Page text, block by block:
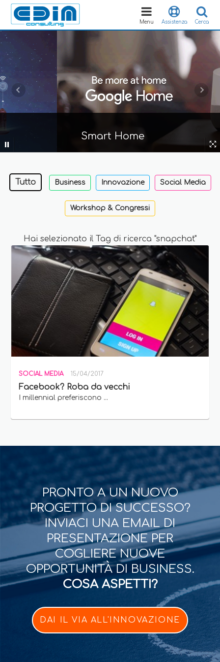
Cerca
Assistenza
Toggle
navigation
Menu
Smart Home
Tutto Business Innovazione Social Media
Workshop & Congressi
Hai selezionato il Tag di ricerca "snapchat"
SOCIAL MEDIA 15/04/2017
Facebook? Roba da vecchi
I millennial preferiscono ...
PRONTO A UN NUOVO
PROGETTO DI SUCCESSO?
INVIACI UNA EMAIL DI
PRESENTAZIONE PER
COGLIERE NUOVE
OPPORTUNITÀ DI BUSINESS.
COSA ASPETTI?
DAI IL VIA ALL'INNOVAZIONE